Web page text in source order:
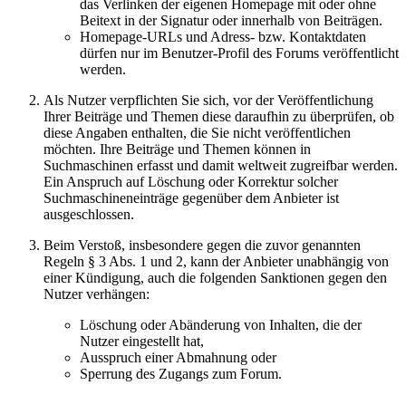
das Verlinken der eigenen Homepage mit oder ohne
Beitext in der Signatur oder innerhalb von Beiträgen.
Homepage-URLs und Adress- bzw. Kontaktdaten
dürfen nur im Benutzer-Profil des Forums veröffentlicht
werden.
Als Nutzer verpflichten Sie sich, vor der Veröffentlichung
Ihrer Beiträge und Themen diese daraufhin zu überprüfen, ob
diese Angaben enthalten, die Sie nicht veröffentlichen
möchten. Ihre Beiträge und Themen können in
Suchmaschinen erfasst und damit weltweit zugreifbar werden.
Ein Anspruch auf Löschung oder Korrektur solcher
Suchmaschineneinträge gegenüber dem Anbieter ist
ausgeschlossen.
Beim Verstoß, insbesondere gegen die zuvor genannten
Regeln § 3 Abs. 1 und 2, kann der Anbieter unabhängig von
einer Kündigung, auch die folgenden Sanktionen gegen den
Nutzer verhängen:
Löschung oder Abänderung von Inhalten, die der
Nutzer eingestellt hat,
Ausspruch einer Abmahnung oder
Sperrung des Zugangs zum Forum.